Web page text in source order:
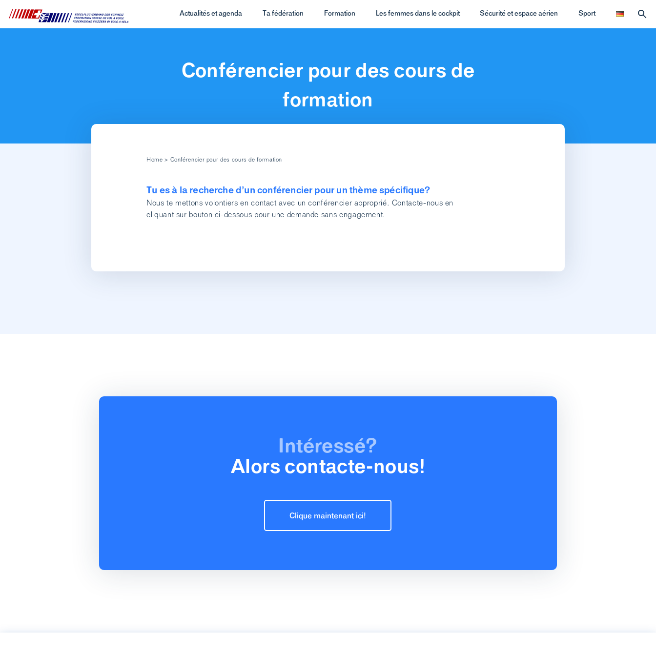
Actualités et agenda Ta fédération Formation Les femmes dans le cockpit Sécurité et espace aérien Sport
Conférencier pour des cours de
formation
Home > Conférencier pour des cours de formation
Tu es à la recherche d’un conférencier pour un thème spécifique?
Nous te mettons volontiers en contact avec un conférencier approprié. Contacte-nous en
cliquant sur bouton ci-dessous pour une demande sans engagement.
Intéressé?
Alors contacte-nous!
Clique maintenant ici!